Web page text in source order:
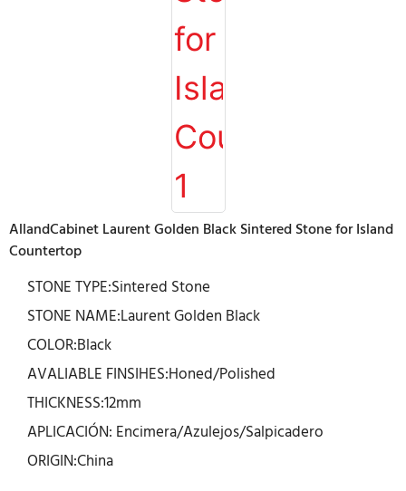
AllandCabinet Laurent Golden Black Sintered Stone for Island
Countertop
STONE TYPE:Sintered Stone
STONE NAME:Laurent Golden Black
COLOR:Black
AVALIABLE FINSIHES:Honed/Polished
THICKNESS:12mm
APLICACIÓN: Encimera/Azulejos/Salpicadero
ORIGIN:China